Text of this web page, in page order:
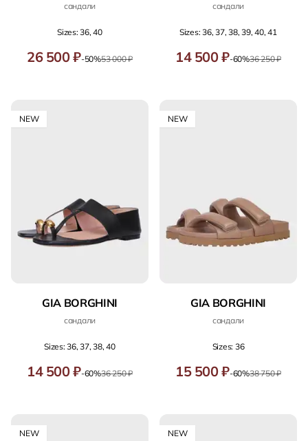
сандали
Sizes: 36, 40
26 500 ₽-50%53 000 ₽
сандали
Sizes: 36, 37, 38, 39, 40, 41
14 500 ₽-60%36 250 ₽
NEW
GIA BORGHINI
сандали
Sizes: 36, 37, 38, 40
14 500 ₽-60%36 250 ₽
NEW
GIA BORGHINI
сандали
Sizes: 36
15 500 ₽-60%38 750 ₽
NEW NEW